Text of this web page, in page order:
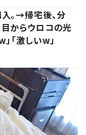
。→帰宅後、分
からウロコの光
「激しいw」